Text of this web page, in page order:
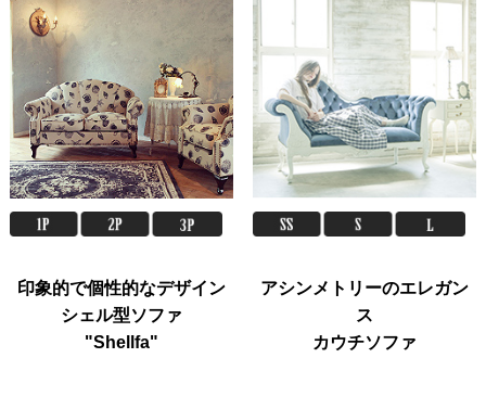
印象的で個性的なデザイン
シェル型ソファ
"Shellfa"
アシンメトリーのエレガン
ス
カウチソファ